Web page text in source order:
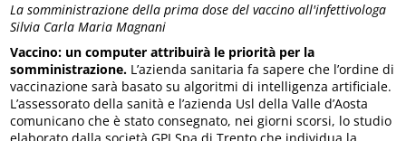
La somministrazione della prima dose del vaccino all'infettivologa
Silvia Carla Maria Magnani
Vaccino: un computer attribuirà le priorità per la
somministrazione. L’azienda sanitaria fa sapere che l’ordine di
vaccinazione sarà basato su algoritmi di intelligenza artificiale.
L’assessorato della sanità e l’azienda Usl della Valle d’Aosta
comunicano che è stato consegnato, nei giorni scorsi, lo studio